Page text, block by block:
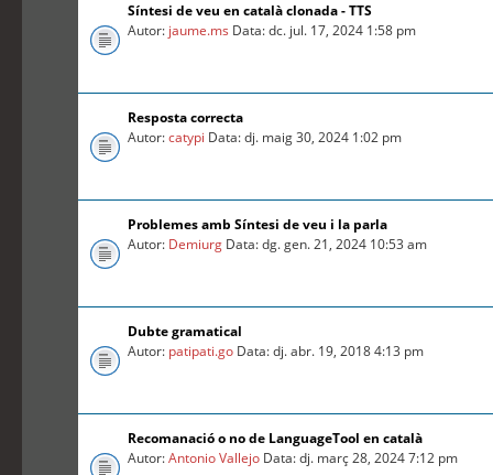
Síntesi de veu en català clonada - TTS
Autor: jaume.ms Data: dc. jul. 17, 2024 1:58 pm
Resposta correcta
Autor:catypi Data: dj. maig 30, 2024 1:02 pm
Problemes amb Síntesi de veu i la parla
Autor: Demiurg Data: dg. gen. 21, 2024 10:53 am
Dubte gramatical
Autor: patipati.go Data: dj. abr. 19, 2018 4:13 pm
Recomanació o no de LanguageTool en català
Autor:Antonio Vallejo Data: dj. març 28, 2024 7:12 pm